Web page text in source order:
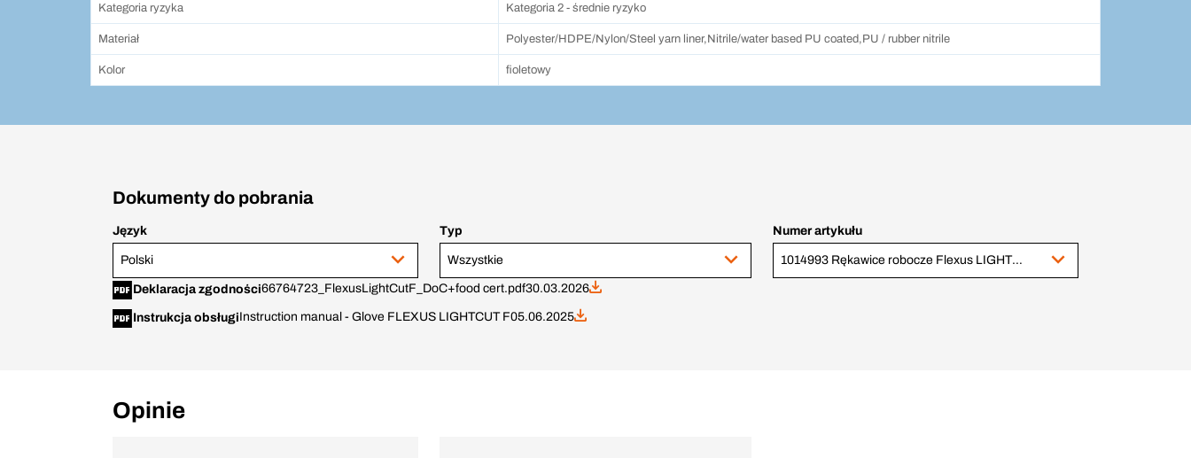
Kategoria ryzyka Kategoria 2 - średnie ryzyko
Materiał Polyester/HDPE/Nylon/Steel yarn liner,Nitrile/water based PU coated,PU / rubber nitrile
Kolor fioletowy
Dokumenty do pobrania
Język
Polski
Typ
Wszystkie
Numer artykułu
1014993 Rękawice robocze Flexus LIGHTCUT F R10
Deklaracja zgodności66764723_FlexusLightCutF_DoC+food cert.pdf30.03.2026
Instrukcja obsługiInstruction manual - Glove FLEXUS LIGHTCUT F05.06.2025
Opinie